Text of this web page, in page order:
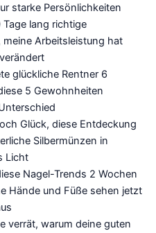
starke Persönlichkeiten
lang richtige
meine Arbeitsleistung hat
glückliche Rentner 6
5 Gewohnheiten
Glück, diese Entdeckung
Silbermünzen in
Licht
Nagel-Trends 2 Wochen
Hände und Füße sehen jetzt
verrät, warum deine guten